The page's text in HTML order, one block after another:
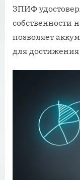
ЗПИФ
собственности
позволяет
для